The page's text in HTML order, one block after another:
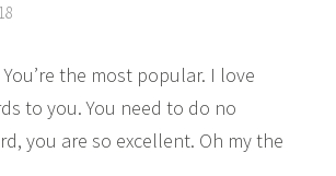
the most popular. I love
to you. You need to do no
you are so excellent. Oh my the